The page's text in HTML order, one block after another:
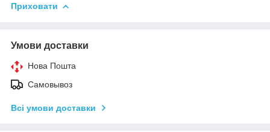
Приховати
Умови доставки
Нова Пошта
Самовывоз
Всі умови доставки